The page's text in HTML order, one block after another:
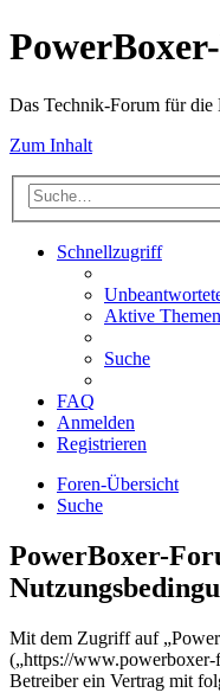
Das Technik-Forum für
Zum Inhalt
Schnellzugriff
Aktive Themen
Suche
FAQ
Anmelden
Registrieren
Foren-Übersicht
Suche
PowerBoxer-
Mit dem Zugriff auf
(„https://
Betreiber ein Vertrag mit